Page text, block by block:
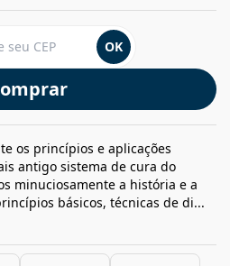
OK
os princípios e aplicações
antigo sistema de cura do
minuciosamente a história e a
básicos, técnicas de di...